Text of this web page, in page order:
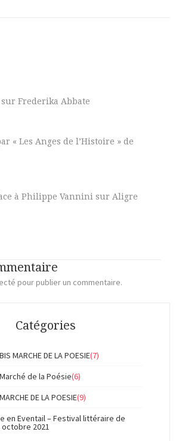
Frederika Abbate
« Les Anges de l’Histoire » de
à Philippe Vannini sur Aligre
pour publier un commentaire.
Catégories
MARCHE DE LA POESIE(7)
de la Poésie(6)
DE LA POESIE(9)
en Eventail – Festival littéraire de
2021